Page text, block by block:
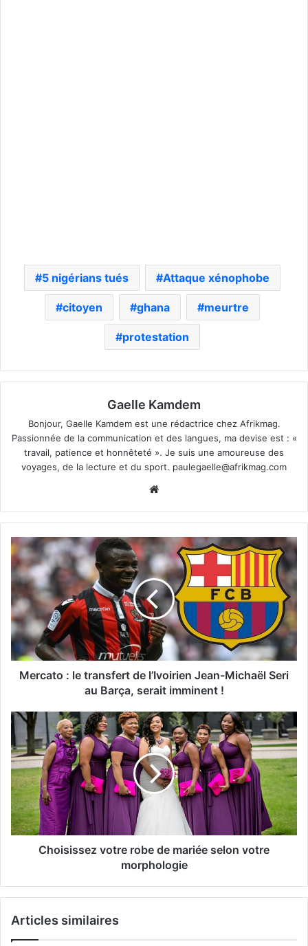
5 nigérians tués Attaque xénophobe
citoyen ghana meurtre
protestation
Gaelle Kamdem
Bonjour, Gaelle Kamdem est une rédactrice chez Afrikmag.
Passionnée de la communication et des langues, ma devise est : «
travail, patience et honnêteté ». Je suis une amoureuse des
voyages, de la lecture et du sport. paulegaelle@afrikmag.com
Mercato : le transfert de l’Ivoirien Jean-Michaël Seri
au Barça, serait imminent !
Choisissez votre robe de mariée selon votre
morphologie
Articles similaires